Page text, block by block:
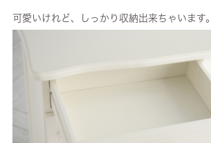
可愛いけれど、しっかり収納出来ちゃいます。